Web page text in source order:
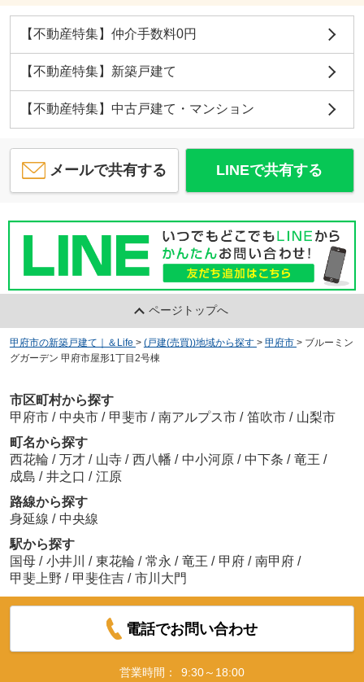
【不動産特集】仲介手数料0円
【不動産特集】新築戸建て
【不動産特集】中古戸建て・マンション
メールで共有する LINEで共有する
ページトップへ
甲府市の新築戸建て｜＆Life > (戸建(売買))地域から探す > 甲府市 > ブルーミン
グガーデン 甲府市屋形1丁目2号棟
市区町村から探す
甲府市 / 中央市 / 甲斐市 / 南アルプス市 / 笛吹市 / 山梨市
町名から探す
西花輪 / 万才 / 山寺 / 西八幡 / 中小河原 / 中下条 / 竜王 /
成島 / 井之口 / 江原
路線から探す
身延線 / 中央線
駅から探す
国母 / 小井川 / 東花輪 / 常永 / 竜王 / 甲府 / 南甲府 /
甲斐上野 / 甲斐住吉 / 市川大門
電話でお問い合わせ
営業時間：
9:30～18:00